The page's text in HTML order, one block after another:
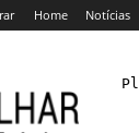
Home Notícias